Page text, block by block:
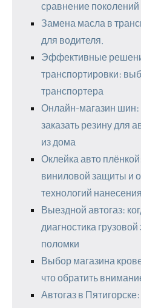
сравнение поколений
Замена масла в
для водителя.
Эффективные
транспортировки:
транспортера
Онлайн-магазин шин:
заказать резину для
из дома
Оклейка авто
виниловой защиты и
технологий нанесения
Выездной автогаз:
диагностика
поломки
Выбор магазина
что обратить
Автогаз в